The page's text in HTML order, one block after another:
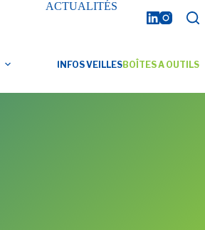
ACTUALITÉS
INFOS VEILLESBOÎTES A OUTILS